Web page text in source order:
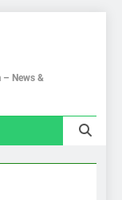
– News &